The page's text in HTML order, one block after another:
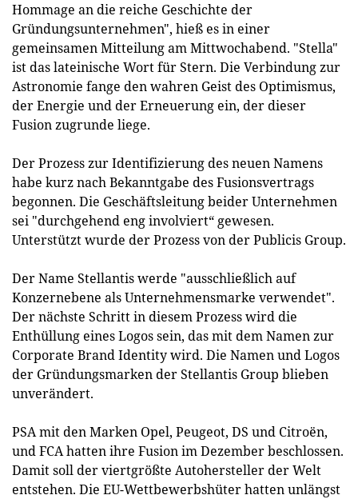
Hommage an die reiche Geschichte der
Gründungsunternehmen", hieß es in einer
gemeinsamen Mitteilung am Mittwochabend. "Stella"
ist das lateinische Wort für Stern. Die Verbindung zur
Astronomie fange den wahren Geist des Optimismus,
der Energie und der Erneuerung ein, der dieser
Fusion zugrunde liege.
Der Prozess zur Identifizierung des neuen Namens
habe kurz nach Bekanntgabe des Fusionsvertrags
begonnen. Die Geschäftsleitung beider Unternehmen
sei "durchgehend eng involviert“ gewesen.
Unterstützt wurde der Prozess von der Publicis Group.
Der Name Stellantis werde "ausschließlich auf
Konzernebene als Unternehmensmarke verwendet".
Der nächste Schritt in diesem Prozess wird die
Enthüllung eines Logos sein, das mit dem Namen zur
Corporate Brand Identity wird. Die Namen und Logos
der Gründungsmarken der Stellantis Group blieben
unverändert.
PSA mit den Marken Opel, Peugeot, DS und Citroën,
und FCA hatten ihre Fusion im Dezember beschlossen.
Damit soll der viertgrößte Autohersteller der Welt
entstehen. Die EU-Wettbewerbshüter hatten unlängst